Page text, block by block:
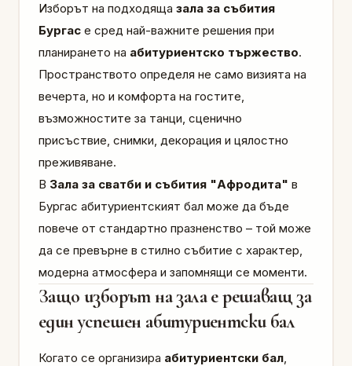
Изборът на подходяща зала за събития
Бургас е сред най-важните решения при
планирането на абитуриентско тържество.
Пространството определя не само визията на
вечерта, но и комфорта на гостите,
възможностите за танци, сценично
присъствие, снимки, декорация и цялостно
преживяване.
В Зала за сватби и събития "Афродита" в
Бургас абитуриентският бал може да бъде
повече от стандартно празненство – той може
да се превърне в стилно събитие с характер,
модерна атмосфера и запомнящи се моменти.
Защо изборът на зала е решаващ за
един успешен абитуриентски бал
Когато се организира абитуриентски бал,